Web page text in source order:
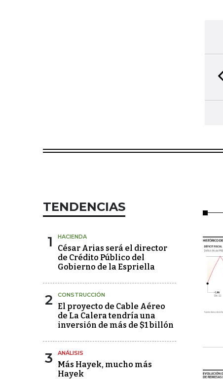
TENDENCIAS
1 HACIENDA
César Arias será el director
de Crédito Público del
Gobierno de la Espriella
2 CONSTRUCCIÓN
El proyecto de Cable Aéreo
de La Calera tendría una
inversión de más de $1 billón
3 ANÁLISIS
Más Hayek, mucho más
Hayek